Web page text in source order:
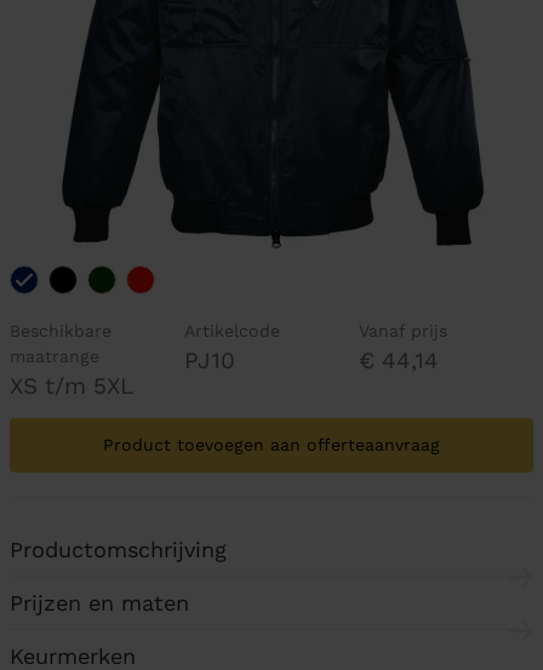
Beschikbare
maatrange
XS t/m 5XL
Artikelcode
PJ10
Vanaf prijs
€ 44,14
Product toevoegen aan offerteaanvraag
Productomschrijving
Prijzen en maten
Keurmerken